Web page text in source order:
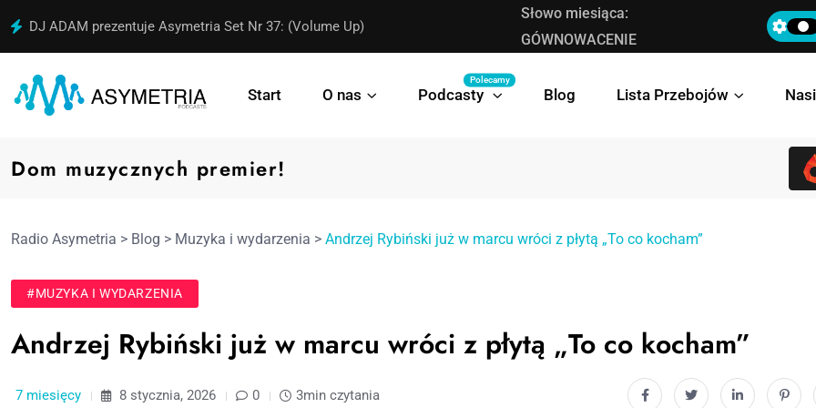
DJ ADAM prezentuje Asymetria Set Nr 37: (Volume Up) Bovska prezentuje teledysk do singla
Słowo miesiąca:
GÓWNOWACENIE
Start O nas Podcasty
Polecamy
Blog Lista Przebojów
Dom muzycznych premier!
Radio Asymetria > Blog > Muzyka i wydarzenia > Andrzej Rybiński już w marcu wróci z płytą „To co kocham”
#MUZYKA I WYDARZENIA
Andrzej Rybiński już w marcu wróci z płytą „To co kocham”
7 miesięcy 8 stycznia, 2026 0 3min czytania